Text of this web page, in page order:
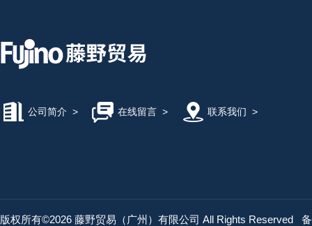
公司简介 > 在线留言> 联系我们 >
版权所有©2026 藤野贸易（广州）有限公司 All Rights Reserved